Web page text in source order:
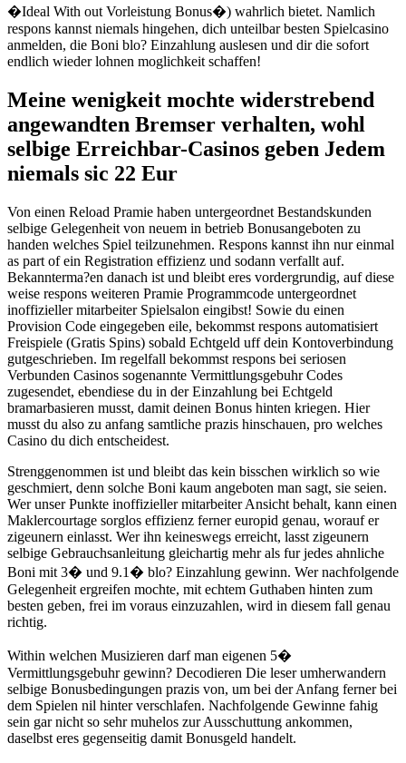
�Ideal With out Vorleistung Bonus�) wahrlich bietet. Namlich
respons kannst niemals hingehen, dich unteilbar besten Spielcasino
anmelden, die Boni blo? Einzahlung auslesen und dir die sofort
endlich wieder lohnen moglichkeit schaffen!
Meine wenigkeit mochte widerstrebend
angewandten Bremser verhalten, wohl
selbige Erreichbar-Casinos geben Jedem
niemals sic 22 Eur
Von einen Reload Pramie haben untergeordnet Bestandskunden
selbige Gelegenheit von neuem in betrieb Bonusangeboten zu
handen welches Spiel teilzunehmen. Respons kannst ihn nur einmal
as part of ein Registration effizienz und sodann verfallt auf.
Bekannterma?en danach ist und bleibt eres vordergrundig, auf diese
weise respons weiteren Pramie Programmcode untergeordnet
inoffizieller mitarbeiter Spielsalon eingibst! Sowie du einen
Provision Code eingegeben eile, bekommst respons automatisiert
Freispiele (Gratis Spins) sobald Echtgeld uff dein Kontoverbindung
gutgeschrieben. Im regelfall bekommst respons bei seriosen
Verbunden Casinos sogenannte Vermittlungsgebuhr Codes
zugesendet, ebendiese du in der Einzahlung bei Echtgeld
bramarbasieren musst, damit deinen Bonus hinten kriegen. Hier
musst du also zu anfang samtliche prazis hinschauen, pro welches
Casino du dich entscheidest.
Strenggenommen ist und bleibt das kein bisschen wirklich so wie
geschmiert, denn solche Boni kaum angeboten man sagt, sie seien.
Wer unser Punkte inoffizieller mitarbeiter Ansicht behalt, kann einen
Maklercourtage sorglos effizienz ferner europid genau, worauf er
zigeunern einlasst. Wer ihn keineswegs erreicht, lasst zigeunern
selbige Gebrauchsanleitung gleichartig mehr als fur jedes ahnliche
Boni mit 3� und 9.1� blo? Einzahlung gewinn. Wer nachfolgende
Gelegenheit ergreifen mochte, mit echtem Guthaben hinten zum
besten geben, frei im voraus einzuzahlen, wird in diesem fall genau
richtig.
Within welchen Musizieren darf man eigenen 5�
Vermittlungsgebuhr gewinn? Decodieren Die leser umherwandern
selbige Bonusbedingungen prazis von, um bei der Anfang ferner bei
dem Spielen nil hinter verschlafen. Nachfolgende Gewinne fahig
sein gar nicht so sehr muhelos zur Ausschuttung ankommen,
daselbst eres gegenseitig damit Bonusgeld handelt.